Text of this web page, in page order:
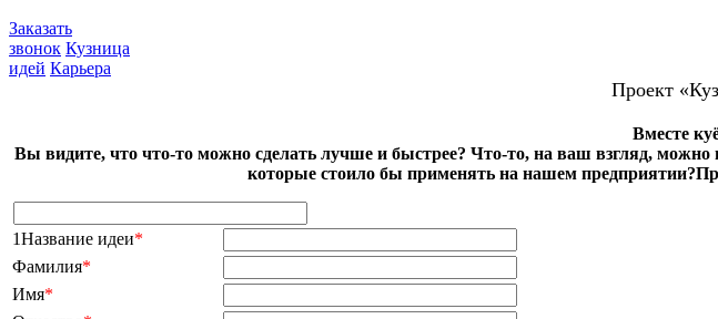
Заказать
звонок Кузница
идей Карьера
Проект
Вместе
Вы видите, что что-то можно сделать лучше и быстрее? Что-то, на ваш взгляд,
которые стоило бы применять на нашем
1Название идеи*
Фамилия*
Имя*